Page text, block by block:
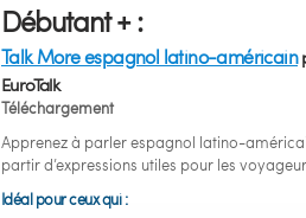
Débutant + :
Talk More espagnol latino-américain
EuroTalk
Téléchargement
Apprenez à parler espagnol latino-
partir d’expressions utiles pour les
Idéal pour ceux qui :